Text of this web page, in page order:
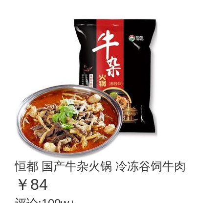
恒都 国产牛杂火锅 冷冻谷饲牛肉
￥84